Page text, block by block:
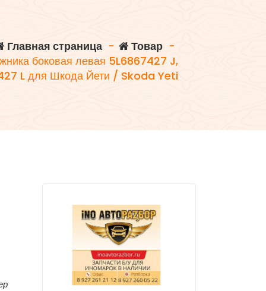
Главная страница - Товар -
боковая левая 5L6867427 J,
L для Шкода Йети / Skoda Yeti